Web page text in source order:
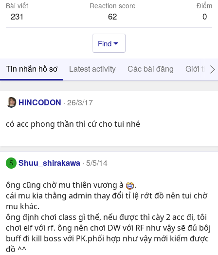
Bài viết
231
Reaction score
62
Điểm
0
Find
Tin nhắn hồ sơ Latest activity Các bài đăng Giới thiệu
HINCODON 26/3/17
có acc phong thần thì cứ cho tui nhé
S Shuu_shirakawa 5/5/14
ông cũng chờ mu thiên vương à
.
cái mu kia thằng admin thay đổi tỉ lệ rớt đồ nên tui chờ
mu khác.
ông định chơi class gì thế, nếu được thì cày 2 acc đi, tôi
chơi elf với rf. ông nên chơi DW với RF như vậy sẽ đủ bôj
buff đi kill boss với PK.phối hợp như vậy mới kiếm được
đồ ^^